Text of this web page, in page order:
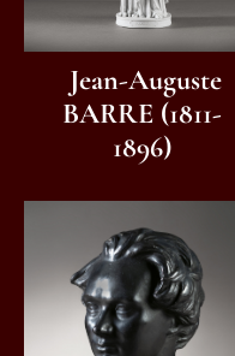
Jean-Auguste
BARRE (1811-
1896)